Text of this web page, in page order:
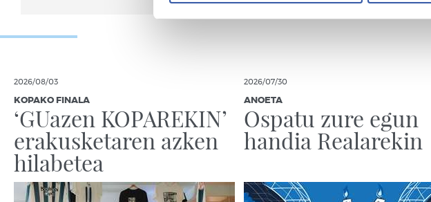
2026/08/03
KOPAKO FINALA
‘GUazen KOPAREKIN’
erakusketaren azken
hilabetea
2026/07/30
ANOETA
Ospatu zure egun
handia Realarekin